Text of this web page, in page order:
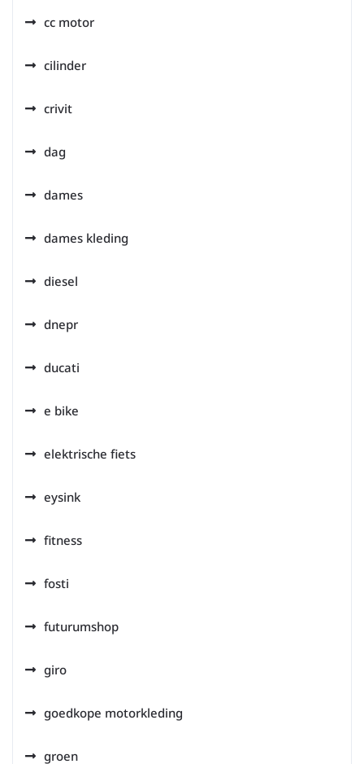
cc motor
cilinder
crivit
dag
dames
dames kleding
diesel
dnepr
ducati
e bike
elektrische fiets
eysink
fitness
fosti
futurumshop
giro
goedkope motorkleding
groen